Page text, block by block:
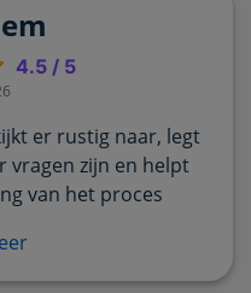
4.5/ 5
er rustig naar, legt
vragen zijn en helpt
van het proces